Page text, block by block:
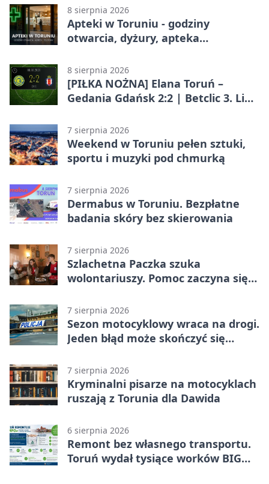
8 sierpnia 2026
Apteki w Toruniu - godziny
otwarcia, dyżury, apteka
8 sierpnia 2026
[PIŁKA NOŻNA] Elana Toruń –
Gedania Gdańsk 2:2 | Betclic 3. Liga
7 sierpnia 2026
Weekend w Toruniu pełen sztuki,
sportu i muzyki pod chmurką
7 sierpnia 2026
Dermabus w Toruniu. Bezpłatne
badania skóry bez skierowania
7 sierpnia 2026
Szlachetna Paczka szuka
wolontariuszy. Pomoc zaczyna się
7 sierpnia 2026
Sezon motocyklowy wraca na drogi.
Jeden błąd może skończyć się
7 sierpnia 2026
Kryminalni pisarze na motocyklach
ruszają z Torunia dla Dawida
6 sierpnia 2026
Remont bez własnego transportu.
Toruń wydał tysiące worków BIG